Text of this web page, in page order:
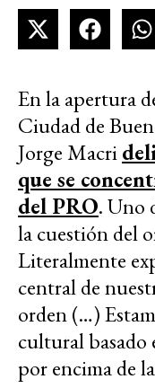
En la apertura
Ciudad de
Jorge Macri
que se
del PRO. Uno
la cuestión del
Literalmente
central de
orden (…)
cultural
por encima de